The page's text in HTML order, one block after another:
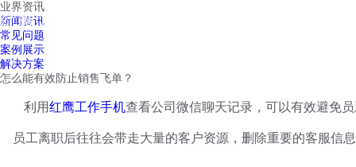
红鹰工作手机
业界资讯
新闻资讯
常见问题
案例展示
解决方案
怎么能有效防止销售飞单？
利用红鹰工作手机查看公司微信聊天记录，可以有效避免
员工离职后往往会带走大量的客户资源，删除重要的客服信